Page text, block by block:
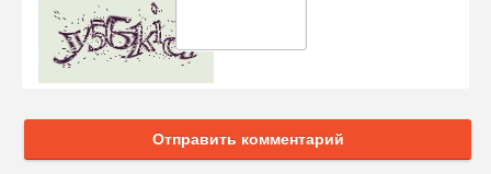
Отправить комментарий